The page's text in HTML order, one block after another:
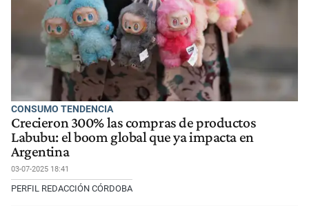
CONSUMO TENDENCIA
Crecieron 300% las compras de productos
Labubu: el boom global que ya impacta en
Argentina
03-07-2025 18:41
PERFIL REDACCIÓN CÓRDOBA